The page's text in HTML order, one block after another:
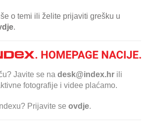
o temi ili želite prijaviti grešku u
.
Javite se na desk@index.hr ili
fotografije i videe plaćamo.
Prijavite se ovdje.